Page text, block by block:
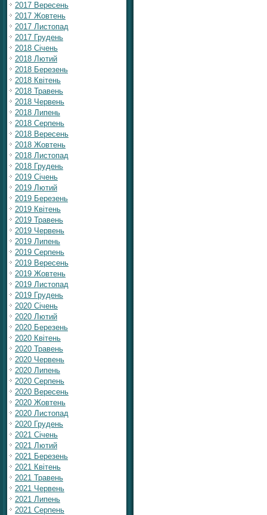
2017 Вересень
2017 Жовтень
2017 Листопад
2017 Грудень
2018 Січень
2018 Лютий
2018 Березень
2018 Квітень
2018 Травень
2018 Червень
2018 Липень
2018 Серпень
2018 Вересень
2018 Жовтень
2018 Листопад
2018 Грудень
2019 Січень
2019 Лютий
2019 Березень
2019 Квітень
2019 Травень
2019 Червень
2019 Липень
2019 Серпень
2019 Вересень
2019 Жовтень
2019 Листопад
2019 Грудень
2020 Січень
2020 Лютий
2020 Березень
2020 Квітень
2020 Травень
2020 Червень
2020 Липень
2020 Серпень
2020 Вересень
2020 Жовтень
2020 Листопад
2020 Грудень
2021 Січень
2021 Лютий
2021 Березень
2021 Квітень
2021 Травень
2021 Червень
2021 Липень
2021 Серпень